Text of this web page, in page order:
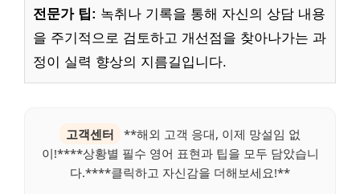
전문가 팁: 녹취나 기록을 통해 자신의 상담 내용
을 주기적으로 검토하고 개선점을 찾아나가는 과
정이 실력 향상의 지름길입니다.
고객센터
**해외 고객 응대, 이제 망설임 없
이!****상황별 필수 영어 표현과 팁을 모두 담았습니
다.****클릭하고 자신감을 더해보세요!**